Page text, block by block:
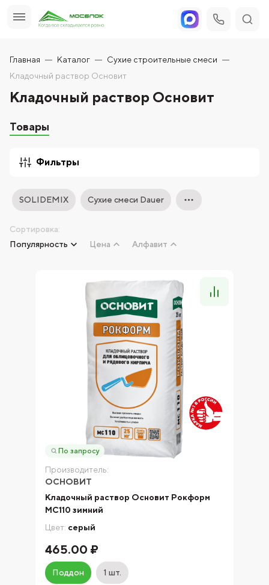
Главная Каталог
Сухие строительные смеси
Кладочный раствор Основит
Кладочный раствор Основит
Товары
Фильтры
SOLIDEMIX Сухие смеси Dauer
Сортировка:
Популярность
Цена Алфавит
По запросу
Производитель:
ОСНОВИТ
Кладочный раствор Основит Рокформ
МС110 зимний
Цвет: серый
465.00 ₽
Поддон 1 шт.